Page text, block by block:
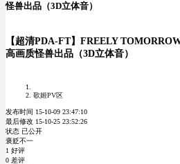
怪兽出品（3D立体音）
【超清PDA-FT】FREELY
高画质怪兽出品（3D立体音）
歌姬PV区
发布时间 15-10-09 23:47:10
最后修改 15-10-25 23:52:26
状态 已公开
褒贬不一
1 好评
0 差评